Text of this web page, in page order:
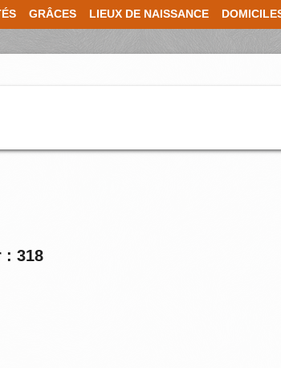
GRÂCES LIEUX DE NAISSANCE
: 318